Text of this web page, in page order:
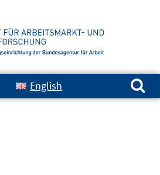
English
Suchen nach: